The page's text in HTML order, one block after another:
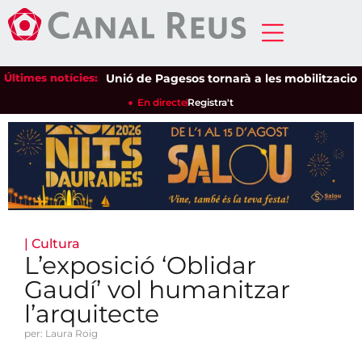
Últimes notícies:Unió de Pagesos tornarà a les mobilitzacions
En directeRegistra't
| Cultura
L’exposició ‘Oblidar
Gaudí’ vol humanitzar
l’arquitecte
per: Laura Roig